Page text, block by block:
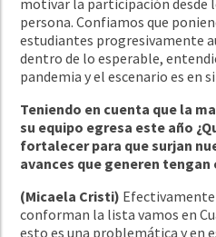
persona. Confiamos que
estudiantes progresivamente
dentro de lo esperable,
pandemia y el escenario es en
Teniendo en cuenta que la
su equipo egresa este año
fortalecer para que surjan
avances que generen
(Micaela Cristi) Efectivamente
conforman la lista vamos en
esto es una problemática y en